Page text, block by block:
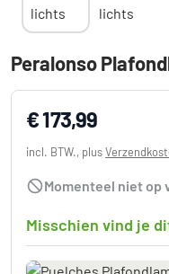
Peralonso
€ 173,99
incl. BTW., plus
Momenteel niet op
Misschien vind je